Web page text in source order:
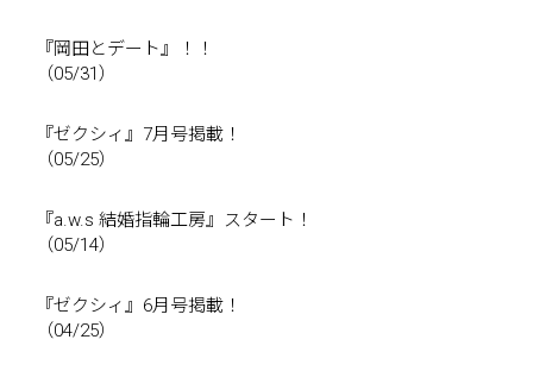
『岡田とデート』！！
（05/31）
『ゼクシィ』7月号掲載！
（05/25）
『a.w.s 結婚指輪工房』スタート！
（05/14）
『ゼクシィ』6月号掲載！
（04/25）